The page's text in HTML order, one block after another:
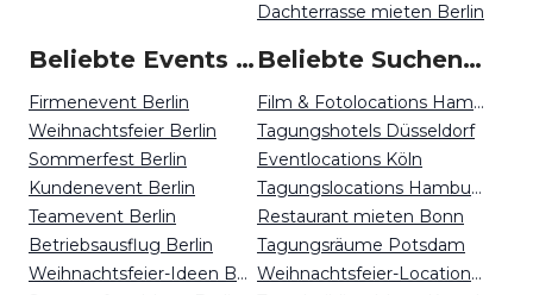
Dachterrasse mieten Berlin
Beliebte Events in Berlin
Firmenevent Berlin
Weihnachtsfeier Berlin
Sommerfest Berlin
Kundenevent Berlin
Teamevent Berlin
Betriebsausflug Berlin
Weihnachtsfeier-Ideen Berlin
Beliebte Suchen auf Event Inc
Film & Fotolocations Hamburg
Tagungshotels Düsseldorf
Eventlocations Köln
Tagungslocations Hamburg
Restaurant mieten Bonn
Tagungsräume Potsdam
Weihnachtsfeier-Locations Nürnberg